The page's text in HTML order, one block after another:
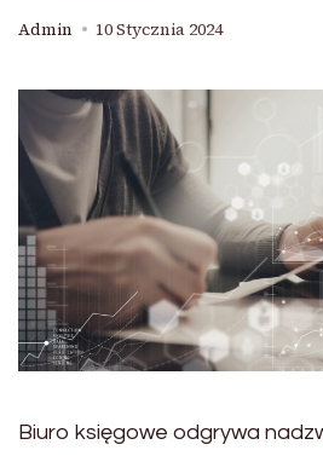
Admin 10 Stycznia 2024
Biuro księgowe odgrywa